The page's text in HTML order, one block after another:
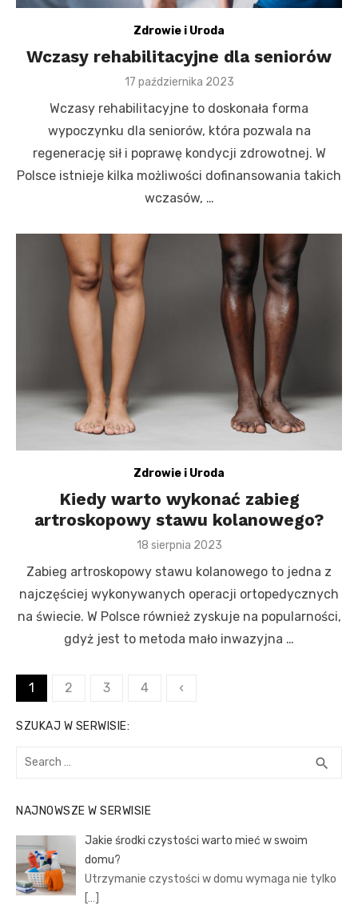
Zdrowie i Uroda
Wczasy rehabilitacyjne dla seniorów
Posted
17 października 2023
Wczasy rehabilitacyjne to doskonała forma
wypoczynku dla seniorów, która pozwala na
regenerację sił i poprawę kondycji zdrowotnej. W
Polsce istnieje kilka możliwości dofinansowania takich
wczasów, …
Zdrowie i Uroda
Kiedy warto wykonać zabieg
artroskopowy stawu kolanowego?
Posted
18 sierpnia 2023
Zabieg artroskopowy stawu kolanowego to jedna z
najczęściej wykonywanych operacji ortopedycznych
na świecie. W Polsce również zyskuje na popularności,
gdyż jest to metoda mało inwazyjna …
Stronicowanie
1 2 3 4 ‹
SZUKAJ W SERWISIE:
Search
search
NAJNOWSZE W SERWISIE
Jakie środki czystości warto mieć w swoim
domu?
Utrzymanie czystości w domu wymaga nie tylko
[…]